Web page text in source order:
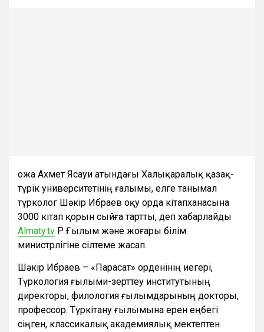
Қожа Ахмет Ясауи атындағы Халықаралық қазақ-
түрік университетінің ғалымы, елге танымал
түрколог Шәкір Ибраев оқу орда кітапханасына
3000 кітап қорын сыйға тартты, деп хабарлайды
Аlmaty.tv ҚР Ғылым және жоғары білім
министрлігіне сілтеме жасап.
Шәкір Ибраев – «Парасат» орденінің иегері,
Түркология ғылыми-зерттеу институтының
директоры, филология ғылымдарының докторы,
профессор. Түркітану ғылымына ерен еңбегі
сіңген, классикалық академиялық мектептен